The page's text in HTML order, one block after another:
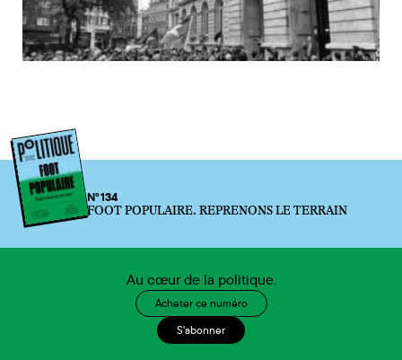
N°134
FOOT POPULAIRE. REPRENONS LE TERRAIN
Au cœur de la politique.
Acheter ce numéro
S'abonner